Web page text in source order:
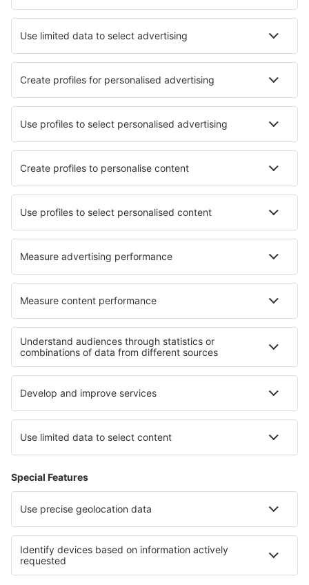
Nejlepší hotely - města
Hotely in Taxenbach Hotely in Borowa
Hotely in Wheatley Hotely in Bergheim
Hotely in Ocean View Hotely in Hatfield
Nejlepší hotely - regiony
Hotely v Meklenburská jezerní plošina
Hotely in Brandenburg Lake Plateau Hotely in Moselle Valley
Hotely na Ko Samui Hotely na Sicílii
Hotely na pobřeží Jihočínského moře
Hotely v Provence-Alpách-Azurovém pobřeží
Hotely in Malaysian Borneo